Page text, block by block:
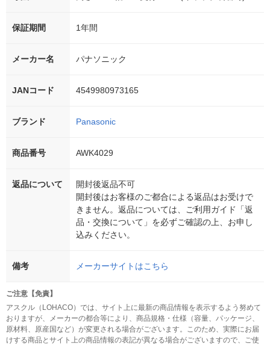
保証期間 1年間
メーカー名 パナソニック
JANコード 4549980973165
ブランド Panasonic
商品番号 AWK4029
返品について
開封後返品不可
開封後はお客様のご都合による返品はお受けで
きません。返品については、ご利用ガイド「返
品・交換について」を必ずご確認の上、お申し
込みください。
備考 メーカーサイトはこちら
ご注意【免責】
アスクル（LOHACO）では、サイト上に最新の商品情報を表示するよう努めて
おりますが、メーカーの都合等により、商品規格・仕様（容量、パッケージ、
原材料、原産国など）が変更される場合がございます。このため、実際にお届
けする商品とサイト上の商品情報の表記が異なる場合がございますので、ご使